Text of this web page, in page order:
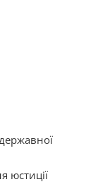
юстиції